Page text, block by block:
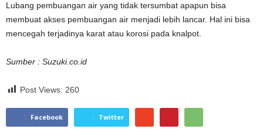
Lubang pembuangan air yang tidak tersumbat apapun bisa
membuat akses pembuangan air menjadi lebih lancar. Hal ini bisa
mencegah terjadinya karat atau korosi pada knalpot.
Sumber : Suzuki.co.id
Post Views: 260
Facebook Twitter